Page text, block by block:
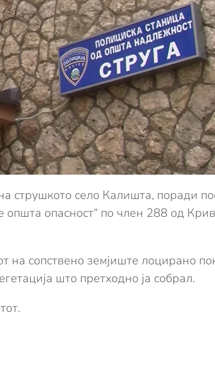
струшкото село Калишта, поради
опасност“ по член 288 од
сопствено земјиште лоцирано
што претходно ја собрал.